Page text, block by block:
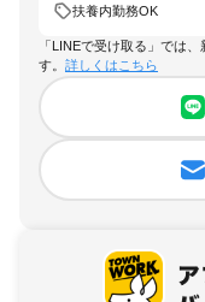
扶養内勤務OK
「LINEで受け取る」では
す。 詳しくはこちら